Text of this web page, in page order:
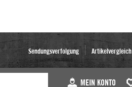
Sendungsverfolgung Artikelvergleich
MEIN KONTO